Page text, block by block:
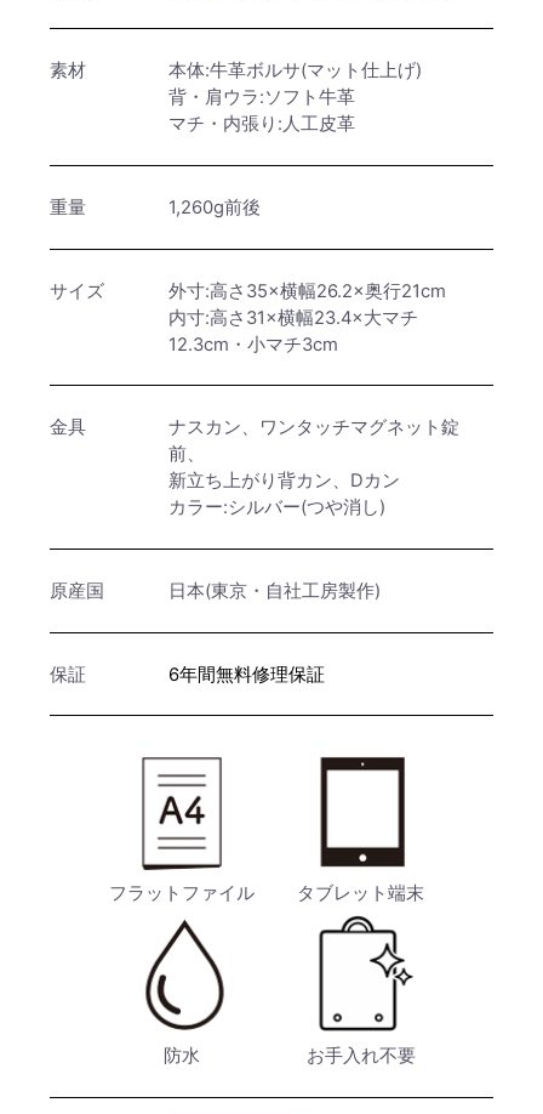
素材
本体:牛革ボルサ(マット仕上げ)
背・肩ウラ:ソフト牛革
マチ・内張り:人工皮革
重量 1,260g前後
サイズ
外寸:高さ35×横幅26.2×奥行21cm
内寸:高さ31×横幅23.4×大マチ
12.3cm・小マチ3cm
金具
ナスカン、ワンタッチマグネット錠
前、
新立ち上がり背カン、Dカン
カラー:シルバー(つや消し)
原産国 日本(東京・自社工房製作)
保証 6年間無料修理保証
フラットファイル タブレット端末
防水 お手入れ不要